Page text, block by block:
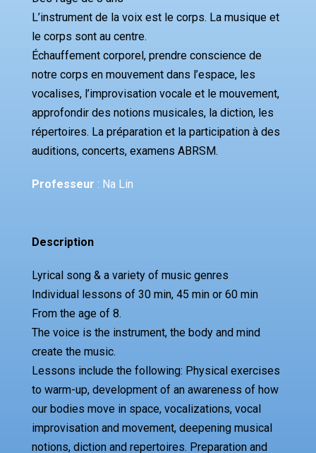
L’instrument de la voix est le corps. La musique et
le corps sont au centre.
Échauffement corporel, prendre conscience de
notre corps en mouvement dans l’espace, les
vocalises, l’improvisation vocale et le mouvement,
approfondir des notions musicales, la diction, les
répertoires. La préparation et la participation à des
auditions, concerts, examens ABRSM.
Professeur : Na Lin
Description
Lyrical song & a variety of music genres
Individual lessons of 30 min, 45 min or 60 min
From the age of 8.
The voice is the instrument, the body and mind
create the music.
Lessons include the following: Physical exercises
to warm-up, development of an awareness of how
our bodies move in space, vocalizations, vocal
improvisation and movement, deepening musical
notions, diction and repertoires. Preparation and